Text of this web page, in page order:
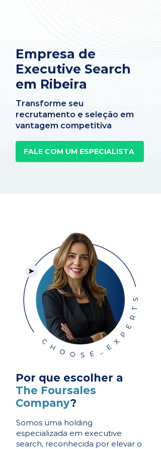
Empresa de
Executive Search
em Ribeira
Transforme seu
recrutamento e seleção em
vantagem competitiva
FALE COM UM ESPECIALISTA
Por que escolher a
The Foursales
Company?
Somos uma holding
especializada em executive
search, reconhecida por elevar o